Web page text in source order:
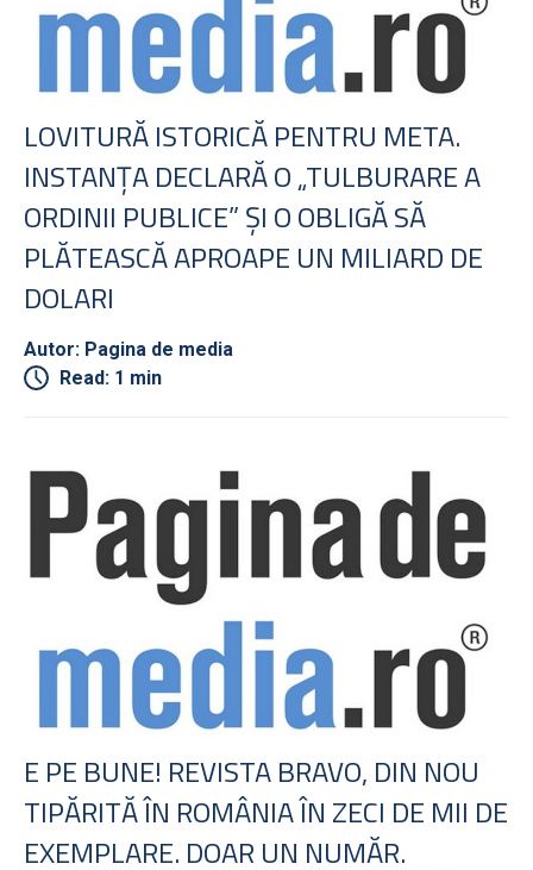
LOVITURĂ ISTORICĂ PENTRU META.
INSTANŢA DECLARĂ O „TULBURARE A
ORDINII PUBLICE” ŞI O OBLIGĂ SĂ
PLĂTEASCĂ APROAPE UN MILIARD DE
DOLARI
Autor: Pagina de media
Read: 1 min
E PE BUNE! REVISTA BRAVO, DIN NOU
TIPĂRITĂ ÎN ROMÂNIA ÎN ZECI DE MII DE
EXEMPLARE. DOAR UN NUMĂR.